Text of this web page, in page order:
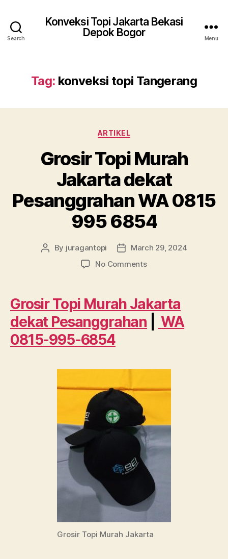
Search
Konveksi Topi Jakarta Bekasi
Depok Bogor
Menu
Tag: konveksi topi Tangerang
Categories
ARTIKEL
Grosir Topi Murah
Jakarta dekat
Pesanggrahan WA 0815
995 6854
Post
By juragantopi
PostMarch 29, 2024
No Commentson
Murah
Jakarta
dekat
Pesanggrahan
Grosir Topi Murah Jakarta
dekat Pesanggrahan
WA
0815-995-6854
Grosir Topi Murah Jakarta